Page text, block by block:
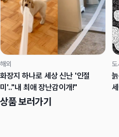
해외
화장지 하나로 세상 신난 '인절
미'.."내 최애 장난감이개!"
도
상품 보러가기